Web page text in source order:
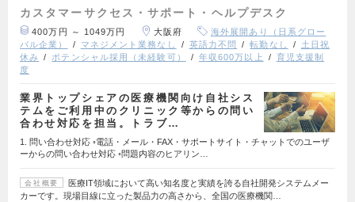
カスタマーサクセス・サポート・ヘルプデスク
400万円 ～ 1049万円 大阪府
海外展開あり（日系グロー
バル企業）
マネジメント業務なし 英語力不問 転勤なし
土日祝
休み
ポテンシャル採用（未経験可） 年収600万以上
育児支援制
度
業界トップシェアの医療機関向け自社シス
テムをご利用中のクリニック等からの問い
合わせ対応を担当。トラブ…
1. 問い合わせ対応 ◦電話・メール・FAX・サポートサイト・チャットでのユーザ
ーからの問い合わせ対応 ◦問題内容のヒアリン…
会社概要
医療IT領域において高い知名度と実績を誇る自社開発システムメー
カーです。現場目線に立った製品力の高さから、全国の医療機関…